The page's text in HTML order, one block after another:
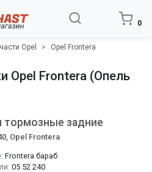
0
Opel
Opel Frontera
Opel Frontera (Опель
тормозные задние
Opel Frontera
Frontera бараб
05 52 240